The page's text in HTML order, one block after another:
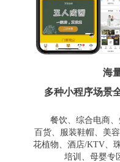
海
多种小程序场景
餐饮、综合电商
百货、服装鞋帽、美
花植物、酒店/KTV、
培训、母婴专